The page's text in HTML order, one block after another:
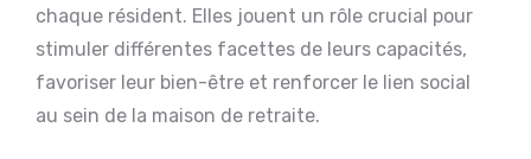
chaque résident. Elles jouent un rôle crucial pour
stimuler différentes facettes de leurs capacités,
favoriser leur bien-être et renforcer le lien social
au sein de la maison de retraite.